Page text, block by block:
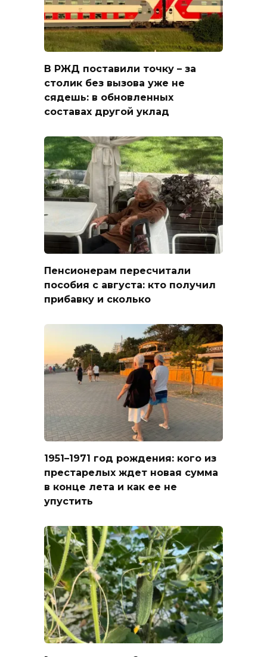
В РЖД поставили точку – за
столик без вызова уже не
сядешь: в обновленных
составах другой уклад
Пенсионерам пересчитали
пособия с августа: кто получил
прибавку и сколько
1951–1971 год рождения: кого из
престарелых ждет новая сумма
в конце лета и как ее не
упустить